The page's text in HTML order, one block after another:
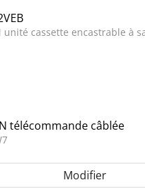
unité cassette encastrable à
télécommande câblée
Modifier